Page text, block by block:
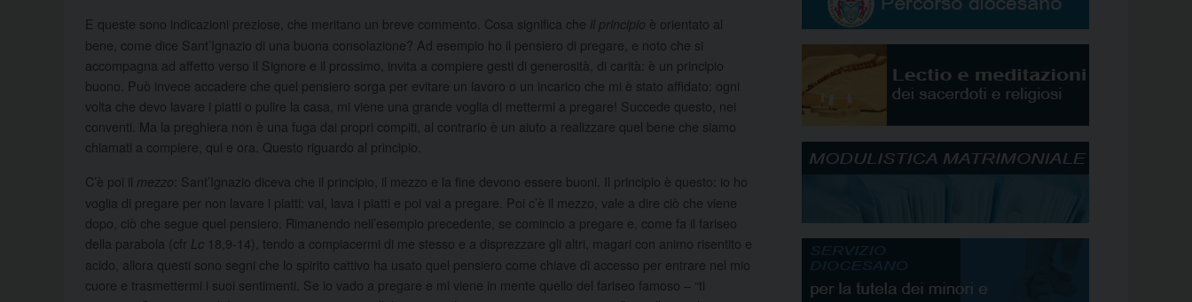
E queste sono indicazioni preziose, che meritano un breve commento. Cosa significa che il principio è orientato al
bene, come dice Sant’Ignazio di una buona consolazione? Ad esempio ho il pensiero di pregare, e noto che si
accompagna ad affetto verso il Signore e il prossimo, invita a compiere gesti di generosità, di carità: è un principio
buono. Può invece accadere che quel pensiero sorga per evitare un lavoro o un incarico che mi è stato affidato: ogni
volta che devo lavare i piatti o pulire la casa, mi viene una grande voglia di mettermi a pregare! Succede questo, nei
conventi. Ma la preghiera non è una fuga dai propri compiti, al contrario è un aiuto a realizzare quel bene che siamo
chiamati a compiere, qui e ora. Questo riguardo al principio.
C’è poi il mezzo : Sant’Ignazio diceva che il principio, il mezzo e la fine devono essere buoni. Il principio è questo: io ho
voglia di pregare per non lavare i piatti: vai, lava i piatti e poi vai a pregare. Poi c’è il mezzo, vale a dire ciò che viene
dopo, ciò che segue quel pensiero. Rimanendo nell’esempio precedente, se comincio a pregare e, come fa il fariseo
della parabola (cfr Lc 18,9-14), tendo a compiacermi di me stesso e a disprezzare gli altri, magari con animo risentito e
acido, allora questi sono segni che lo spirito cattivo ha usato quel pensiero come chiave di accesso per entrare nel mio
cuore e trasmettermi i suoi sentimenti. Se io vado a pregare e mi viene in mente quello del fariseo famoso – “ti